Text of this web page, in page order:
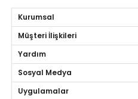
Kurumsal
Müşteri İlişkileri
Yardım
Sosyal Medya
Uygulamalar